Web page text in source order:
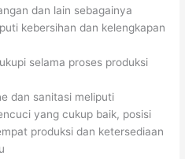
dan lain sebagainya
kebersihan dan kelengkapan
selama proses produksi
dan sanitasi meliputi
yang cukup baik, posisi
produksi dan ketersediaan